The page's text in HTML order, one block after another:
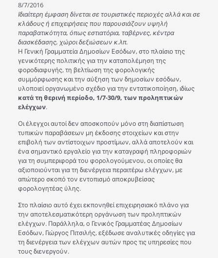
8/7/2016
Ιδιαίτερη έμφαση δίνεται σε τουριστικές περιοχές αλλά και σε
κλάδους ή επιχειρήσεις που παρουσιάζουν υψηλή
παραβατικότητα, όπως εστιατόρια, ταβέρνες, κέντρα
διασκέδασης, χώροι δεξιώσεων κ.λπ.
Η Γενική Γραμματεία Δημοσίων Εσόδων, στο πλαίσιο της
γενικότερης πολιτικής για την καταπολέμηση της
φοροδιαφυγής, τη βελτίωση της φορολογικής
συμμόρφωσης και την αύξηση των δημοσίων εσόδων,
υλοποιεί οργανωμένο σχέδιο για την εντατικοποίηση, ιδίως
κατά τη θερινή περίοδο, 1/7-30/9, των προληπτικών
ελέγχων.
Οι έλεγχοι αυτοί δεν αποσκοπούν μόνο στη διαπίστωση
τυπικών παραβάσεων μη έκδοσης στοιχείων και στην
επιβολή των αντίστοιχων προστίμων, αλλά αποτελούν και
ένα σημαντικό εργαλείο για την καταγραφή πληροφοριών
για τη συμπεριφορά του φορολογούμενου, οι οποίες θα
αξιοποιούνται για τη διενέργεια περαιτέρω ελέγχων, με
απώτερο σκοπό τον εντοπισμό αποκρυβείσας
φορολογητέας ύλης.
Στο πλαίσιο αυτό έχει εκπονηθεί επιχειρησιακό πλάνο για
την αποτελεσματικότερη οργάνωση των προληπτικών
ελέγχων. Παράλληλα, ο Γενικός Γραμματέας Δημοσίων
Εσόδων, Γιώργος Πιτσιλής, εξέδωσε αναλυτικές οδηγίες για
τη διενέργεια των ελέγχων αυτών προς τις υπηρεσίες που
τους διενεργούν.